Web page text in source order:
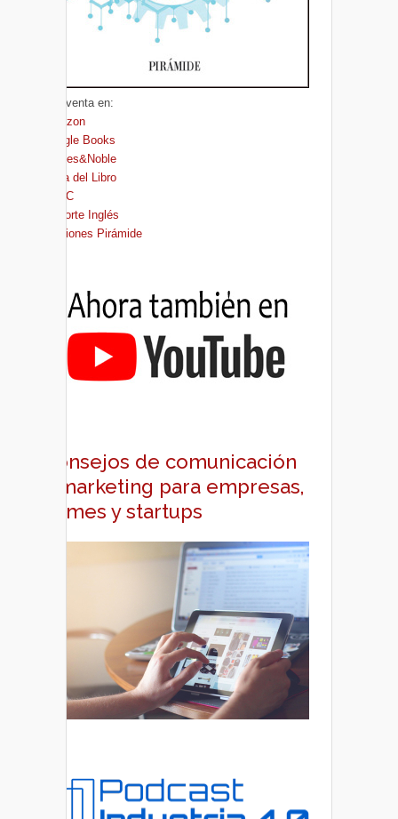
A la venta en:
Amazon
Google Books
Barnes&Noble
Casa del Libro
FNAC
El Corte Inglés
Ediciones Pirámide
Consejos de comunicación
y marketing para empresas,
pymes y startups